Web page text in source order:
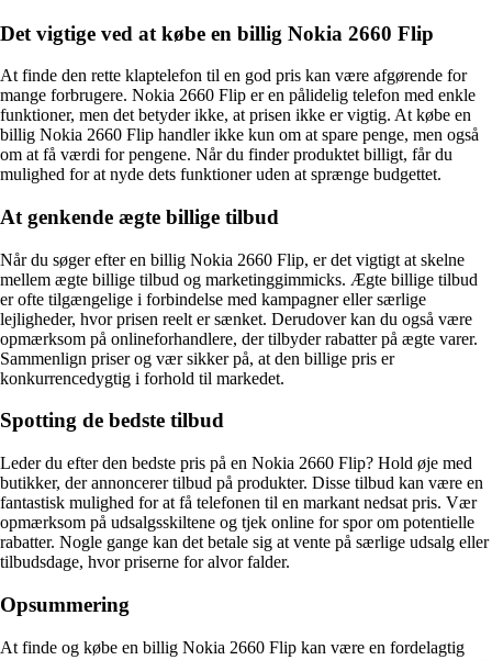
Det vigtige ved at købe en billig Nokia 2660 Flip
At finde den rette klaptelefon til en god pris kan være afgørende for
mange forbrugere. Nokia 2660 Flip er en pålidelig telefon med enkle
funktioner, men det betyder ikke, at prisen ikke er vigtig. At købe en
billig Nokia 2660 Flip handler ikke kun om at spare penge, men også
om at få værdi for pengene. Når du finder produktet billigt, får du
mulighed for at nyde dets funktioner uden at sprænge budgettet.
At genkende ægte billige tilbud
Når du søger efter en billig Nokia 2660 Flip, er det vigtigt at skelne
mellem ægte billige tilbud og marketinggimmicks. Ægte billige tilbud
er ofte tilgængelige i forbindelse med kampagner eller særlige
lejligheder, hvor prisen reelt er sænket. Derudover kan du også være
opmærksom på onlineforhandlere, der tilbyder rabatter på ægte varer.
Sammenlign priser og vær sikker på, at den billige pris er
konkurrencedygtig i forhold til markedet.
Spotting de bedste tilbud
Leder du efter den bedste pris på en Nokia 2660 Flip? Hold øje med
butikker, der annoncerer tilbud på produkter. Disse tilbud kan være en
fantastisk mulighed for at få telefonen til en markant nedsat pris. Vær
opmærksom på udsalgsskiltene og tjek online for spor om potentielle
rabatter. Nogle gange kan det betale sig at vente på særlige udsalg eller
tilbudsdage, hvor priserne for alvor falder.
Opsummering
At finde og købe en billig Nokia 2660 Flip kan være en fordelagtig